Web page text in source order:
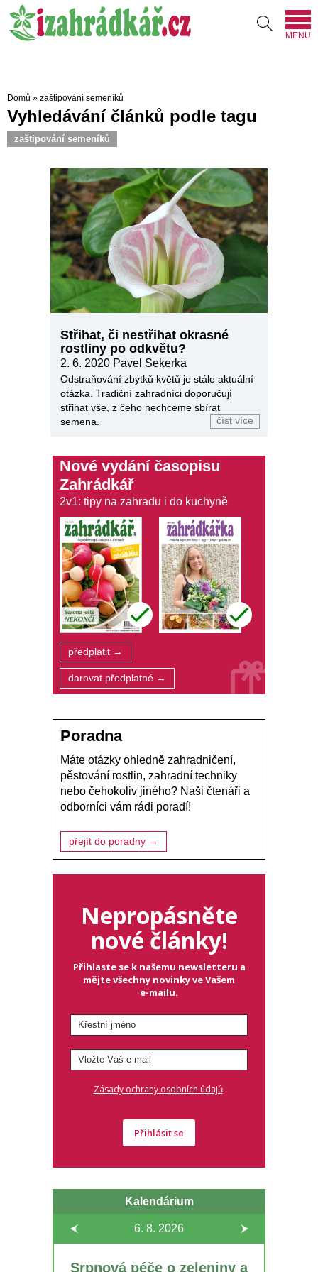
MENU
Domů » zaštipování semeníků
Vyhledávání článků podle tagu
zaštipování semeníků
Střihat, či nestřihat okrasné
rostliny po odkvětu?
2. 6. 2020 Pavel Sekerka
Odstraňování zbytků květů je stále aktuální
otázka. Tradiční zahradníci doporučují
střihat vše, z čeho nechceme sbírat
semena.
číst více
Nové vydání časopisu
Zahrádkář
2v1: tipy na zahradu i do kuchyně
předplatit →
darovat předplatné →
Poradna
Máte otázky ohledně zahradničení,
pěstování rostlin, zahradní techniky
nebo čehokoliv jiného? Naši čtenáři a
odborníci vám rádi poradí!
přejít do poradny →
Nepropásněte
nové články!
Přihlaste se k našemu newsletteru a
mějte všechny novinky ve Vašem
e-mailu.
Zásady ochrany osobních údajů.
Přihlásit se
Kalendárium
6. 8. 2026
Srpnová péče o zeleniny a